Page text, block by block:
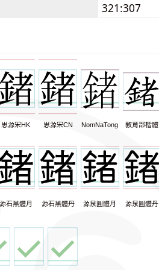
321:307
思源宋HK 思源宋CN NomNaTong 教育部楷體
源石黑體月 源石黑體丹 源泉圓體月 源泉圓體丹